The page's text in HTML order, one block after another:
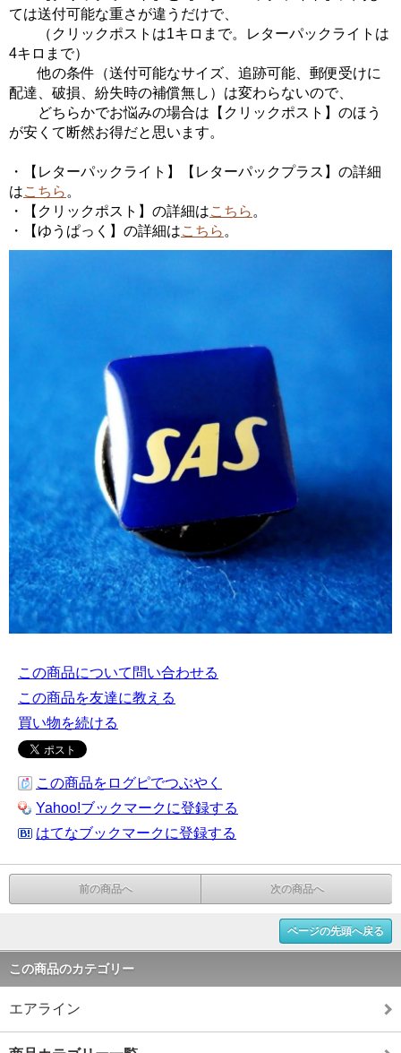
ては送付可能な重さが違うだけで、
（クリックポストは1キロまで。レターパックライトは
4キロまで）
他の条件（送付可能なサイズ、追跡可能、郵便受けに
配達、破損、紛失時の補償無し）は変わらないので、
どちらかでお悩みの場合は【クリックポスト】のほう
が安くて断然お得だと思います。
・【レターパックライト】【レターパックプラス】の詳細
はこちら 。
・【クリックポスト】の詳細はこちら 。
・【ゆうぱっく】の詳細はこちら 。
この商品について問い合わせる
この商品を友達に教える
買い物を続ける
この商品をログピでつぶやく
Yahoo!ブックマークに登録する
はてなブックマークに登録する
前の商品へ 次の商品へ
ページの先頭へ戻る
この商品のカテゴリー
エアライン